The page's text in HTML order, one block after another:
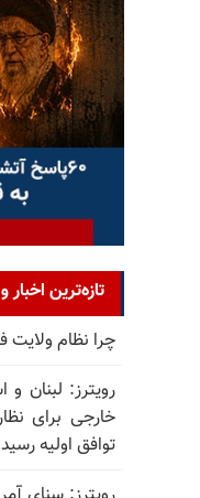
تازه‌ترین اخبار
چرا نظام
رویترز: لبنان
خارجی برای
توافق اولیه